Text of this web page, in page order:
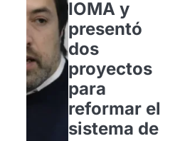
IOMA y
presentó
dos
proyectos
para
reformar el
sistema de